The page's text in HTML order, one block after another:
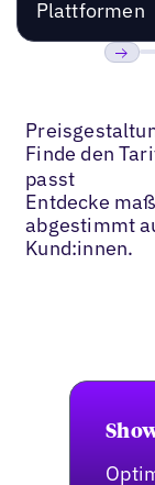
Plattformen
Finde den
passt
Entdecke
abgestimmt
Kund:innen.